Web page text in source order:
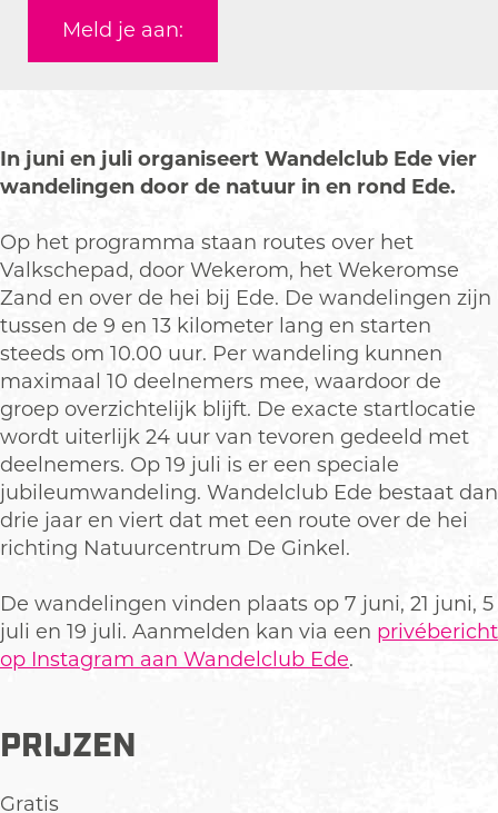
d
e
l
u
E
d
e
a
n
l
c
u
b
E
d
e
a
m
a
n
d
e
l
c
l
u
b
E
d
e
Meld je aan:
In juni en juli organiseert Wandelclub Ede vier
wandelingen door de natuur in en rond Ede.
Op het programma staan routes over het
Valkschepad, door Wekerom, het Wekeromse
Zand en over de hei bij Ede. De wandelingen zijn
tussen de 9 en 13 kilometer lang en starten
steeds om 10.00 uur. Per wandeling kunnen
maximaal 10 deelnemers mee, waardoor de
groep overzichtelijk blijft. De exacte startlocatie
wordt uiterlijk 24 uur van tevoren gedeeld met
deelnemers. Op 19 juli is er een speciale
jubileumwandeling. Wandelclub Ede bestaat dan
drie jaar en viert dat met een route over de hei
richting Natuurcentrum De Ginkel.
De wandelingen vinden plaats op 7 juni, 21 juni, 5
juli en 19 juli. Aanmelden kan via een privébericht
op Instagram aan Wandelclub Ede.
PRIJZEN
Gratis